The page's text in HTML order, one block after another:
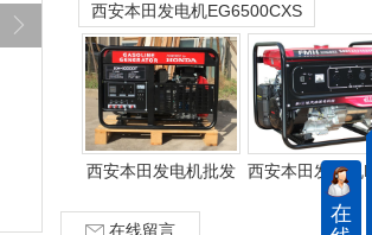
西安本田发电机EG6500CXS
西安本田发电机批发
在线留言
在